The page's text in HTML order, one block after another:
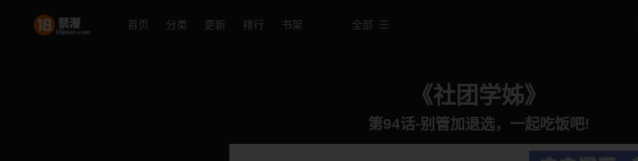
首页 分类 更新 排行 书架 全部
《社团学姊》
第94话-别管加退选，一起吃饭吧!